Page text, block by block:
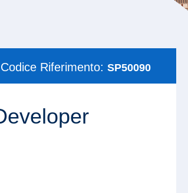
Codice Riferimento: SP50090